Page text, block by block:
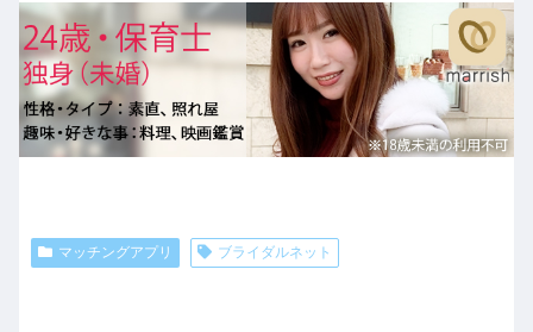
マッチングアプリ ブライダルネット